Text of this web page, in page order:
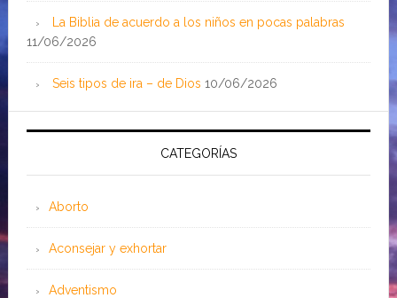
La Biblia de acuerdo a los niños en pocas palabras
11/06/2026
Seis tipos de ira – de Dios 10/06/2026
CATEGORÍAS
Aborto
Aconsejar y exhortar
Adventismo